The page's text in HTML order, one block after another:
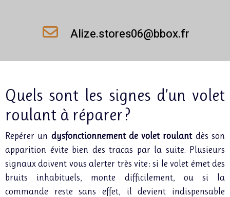
Alize.stores06@bbox.fr
Quels sont les signes d’un volet
roulant à réparer ?
Repérer un dysfonctionnement de volet roulantdès son
apparition évite bien des tracas par la suite. Plusieurs
signaux doivent vous alerter très vite : si le volet émet des
bruits inhabituels, monte difficilement, ou si la
commande reste sans effet, il devient indispensable